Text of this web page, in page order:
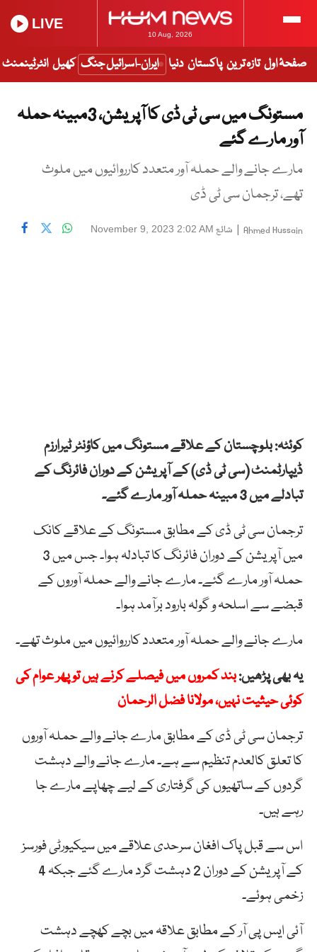
10 Aug, 2026
LIVE
صفحۂ اول تازہ ترین پاکستان دنیا ایران-اسرائیل جنگ کھیل انٹرٹینمنٹ
مستونگ میں سی ٹی ڈی کا آپریشن، 3مبینہ حملہ
آور مارے گئے
مارے جانے والے حملہ آور متعدد کارروائیوں میں ملوث
تھے، ترجمان سی ٹی ڈی
Ahmed Hussain
| شائع November 9, 2023 2:02 AM
کوئٹہ: بلوچستان کے علاقے مستونگ میں کاؤنٹر ٹیرارزم
ڈیپارٹمنٹ (سی ٹی ڈی) کے آپریشن کے دوران فائرنگ کے
تبادلے میں 3 مبینہ حملہ آور مارے گئے۔
ترجمان سی ٹی ڈی کے مطابق مستونگ کے علاقے کانک
میں آپریشن کے دوران فائرنگ کا تبادلہ ہوا۔ جس میں 3
حملہ آور مارے گئے۔ مارے جانے والے حملہ آوروں کے
قبضے سے اسلحہ و گولہ بارود برآمد ہوا۔
مارے جانے والے حملہ آور متعدد کارروائیوں میں ملوث تھے۔
یہ بھی پڑھیں:بند کمروں میں فیصلے کرنے ہیں تو پھر عوام کی
کوئی حیثیت نہیں، مولانا فضل الرحمان
ترجمان سی ٹی ڈی کے مطابق مارے جانے والے حملہ آوروں
کا تعلق کالعدم تنظیم سے ہے۔ مارے جانے والے دہشت
گردوں کے ساتھیوں کی گرفتاری کے لیے چھاپے مارے جا
رہے ہیں۔
اس سے قبل پاک افغان سرحدی علاقے میں سیکیورٹی فورسز
کے آپریشن کے دوران 2 دہشت گرد مارے گئے جبکہ 4
زخمی ہوئے۔
آئی ایس پی آر کے مطابق علاقہ میں بچے کھچے دہشت